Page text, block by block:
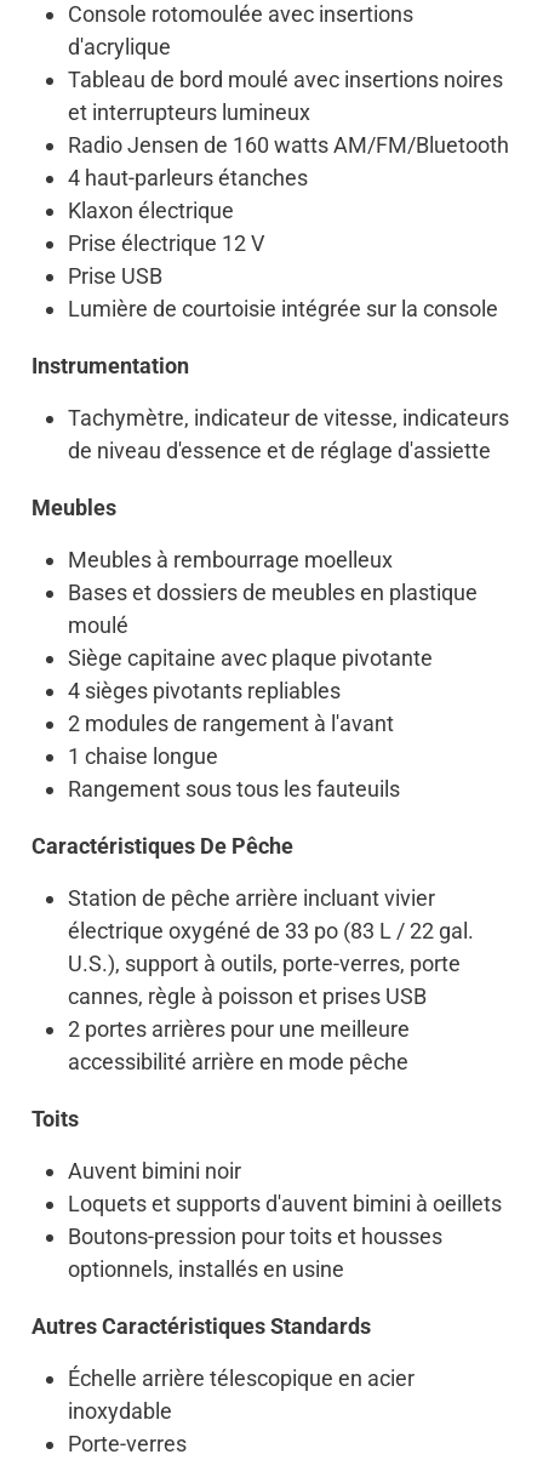
Console rotomoulée avec insertions
d'acrylique
Tableau de bord moulé avec insertions noires
et interrupteurs lumineux
Radio Jensen de 160 watts AM/FM/Bluetooth
4 haut-parleurs étanches
Klaxon électrique
Prise électrique 12 V
Prise USB
Lumière de courtoisie intégrée sur la console
Instrumentation
Tachymètre, indicateur de vitesse, indicateurs
de niveau d'essence et de réglage d'assiette
Meubles
Meubles à rembourrage moelleux
Bases et dossiers de meubles en plastique
moulé
Siège capitaine avec plaque pivotante
4 sièges pivotants repliables
2 modules de rangement à l'avant
1 chaise longue
Rangement sous tous les fauteuils
Caractéristiques De Pêche
Station de pêche arrière incluant vivier
électrique oxygéné de 33 po (83 L / 22 gal.
U.S.), support à outils, porte-verres, porte
cannes, règle à poisson et prises USB
2 portes arrières pour une meilleure
accessibilité arrière en mode pêche
Toits
Auvent bimini noir
Loquets et supports d'auvent bimini à oeillets
Boutons-pression pour toits et housses
optionnels, installés en usine
Autres Caractéristiques Standards
Échelle arrière télescopique en acier
inoxydable
Porte-verres